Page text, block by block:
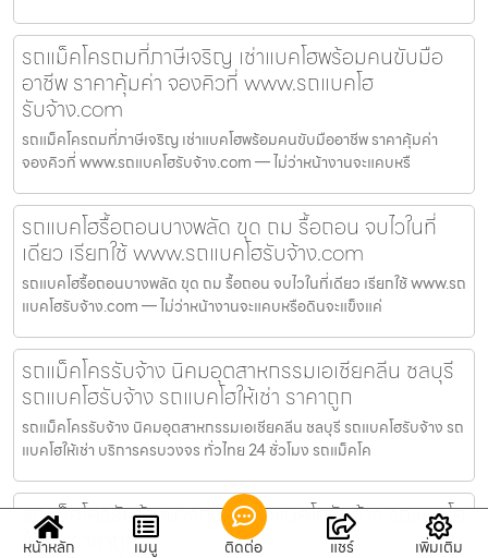
รถแม็คโครถมที่ภาษีเจริญ เช่าแบคโฮพร้อมคนขับมือ
อาชีพ ราคาคุ้มค่า จองคิวที่ www.รถแบคโฮ
รับจ้าง.com
รถแม็คโครถมที่ภาษีเจริญ เช่าแบคโฮพร้อมคนขับมืออาชีพ ราคาคุ้มค่า
จองคิวที่ www.รถแบคโฮรับจ้าง.com — ไม่ว่าหน้างานจะแคบหรื
รถแบคโฮรื้อถอนบางพลัด ขุด ถม รื้อถอน จบไวในที่
เดียว เรียกใช้ www.รถแบคโฮรับจ้าง.com
รถแบคโฮรื้อถอนบางพลัด ขุด ถม รื้อถอน จบไวในที่เดียว เรียกใช้ www.รถ
แบคโฮรับจ้าง.com — ไม่ว่าหน้างานจะแคบหรือดินจะแข็งแค่
รถแม็คโครรับจ้าง นิคมอุตสาหกรรมเอเชียคลีน ชลบุรี
รถแบคโฮรับจ้าง รถแบคโฮให้เช่า ราคาถูก
รถแม็คโครรับจ้าง นิคมอุตสาหกรรมเอเชียคลีน ชลบุรี รถแบคโฮรับจ้าง รถ
แบคโฮให้เช่า บริการครบวงจร ทั่วไทย 24 ชั่วโมง รถแม็คโค
รถแม็คโครรับจ้างบางกรวย รถแบคโฮรับจ้าง รถแบคโฮ
ให้เช่า ราคาถูก
หน้าหลัก เมนู ติดต่อ แชร์ เพิ่มเติม